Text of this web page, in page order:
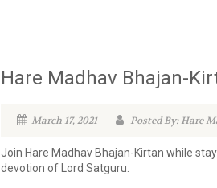
Hare Madhav Bhajan-
March 17, 2021 Posted By: Hare
Join Hare Madhav Bhajan-Kirtan while
devotion of Lord Satguru.